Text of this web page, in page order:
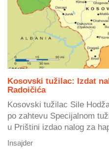
Kosovski tužilac: Izdat
Radoičića
Kosovski tužilac Sile
po zahtevu Specijalnom
u Prištini izdao nalog za
Insajder